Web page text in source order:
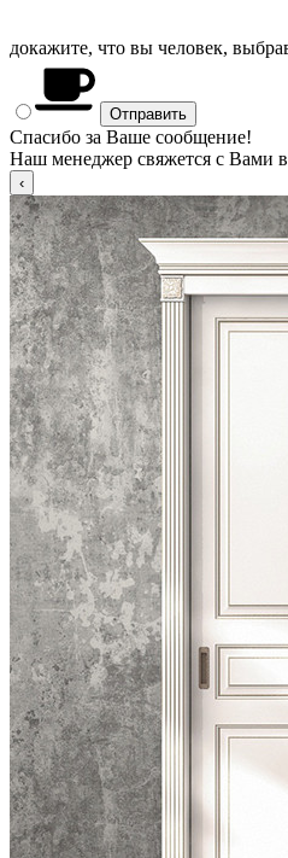
докажите, что вы человек,
Спасибо за Ваше сообщение!
Наш менеджер свяжется с Вами